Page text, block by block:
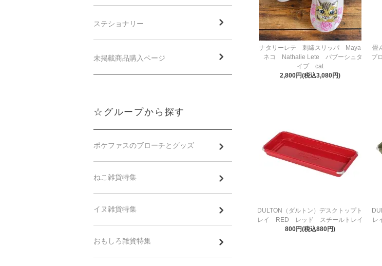
ナタリーレテ 刺繍スリッパ Maya
ネコ Nathalie Lete バブーシュタ
イプ cat
2,800円(税込3,080円)
畳
プ
DULTON（ダルトン）デスクトップト
レイ RED レッド スチールトレイ
800円(税込880円)
レ
ステショナリー
未掲載商品購入ページ
☆グループから探す
ポケファスのブローチとグッズ
ねこ雑貨特集
イヌ雑貨特集
おもしろ雑貨特集